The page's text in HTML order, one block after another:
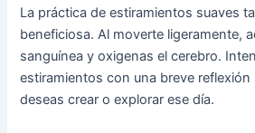
La práctica de estiramientos suaves
beneficiosa. Al moverte ligeramente,
sanguínea y oxigenas el cerebro.
estiramientos con una breve reflexión
deseas crear o explorar ese día.